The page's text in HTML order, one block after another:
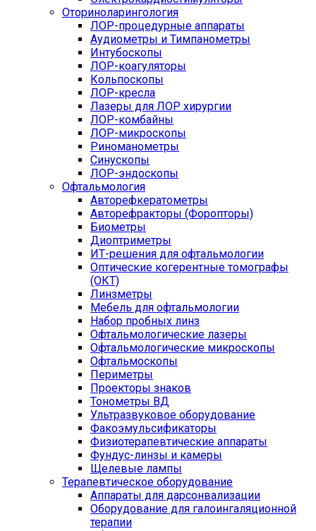
Оториноларингология
ЛОР-процедурные аппараты
Аудиометры и Тимпанометры
Интубоскопы
ЛОР-коагуляторы
Кольпоскопы
ЛОР-кресла
Лазеры для ЛОР хирургии
ЛОР-комбайны
ЛОР-микроскопы
Риноманометры
Синускопы
ЛОР-эндоскопы
Офтальмология
Авторефкератометры
Авторефракторы (Форопторы)
Биометры
Диоптриметры
ИТ-решения для офтальмологии
Оптические когерентные томографы
(ОКТ)
Линзметры
Мебель для офтальмологии
Набор пробных линз
Офтальмологические лазеры
Офтальмологические микроскопы
Офтальмоскопы
Периметры
Проекторы знаков
Тонометры ВД
Ультразвуковое оборудование
Факоэмульсификаторы
Физиотерапевтические аппараты
Фундус-линзы и камеры
Щелевые лампы
Терапевтическое оборудование
Аппараты для дарсонвализации
Оборудование для галоингаляционной
терапии